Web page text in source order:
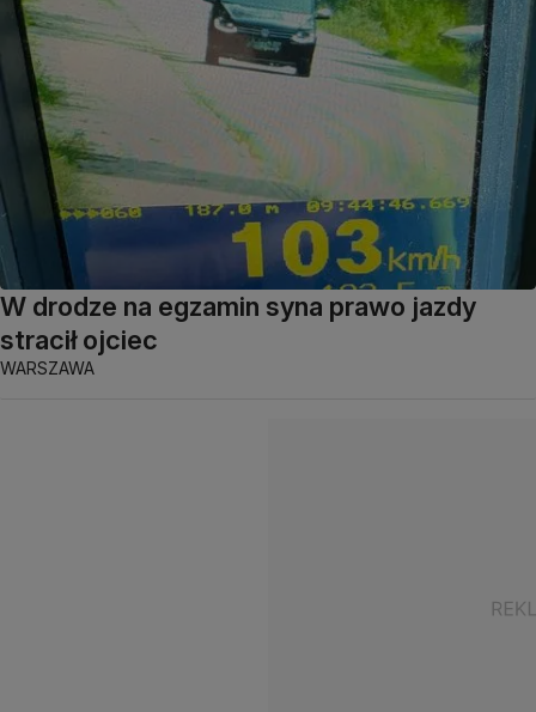
W drodze na egzamin syna prawo jazdy
stracił ojciec
WARSZAWA